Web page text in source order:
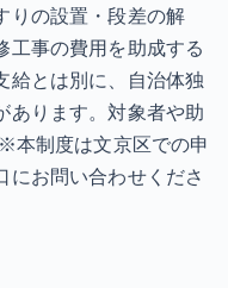
りの設置・段差の解
工事の費用を助成する
給とは別に、自治体独
あります。対象者や助
本制度は文京区での申
にお問い合わせくださ